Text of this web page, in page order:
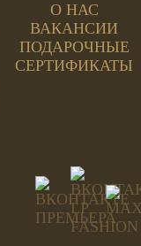
О НАС
ВАКАНСИИ
ПОДАРОЧНЫЕ
СЕРТИФИКАТЫ